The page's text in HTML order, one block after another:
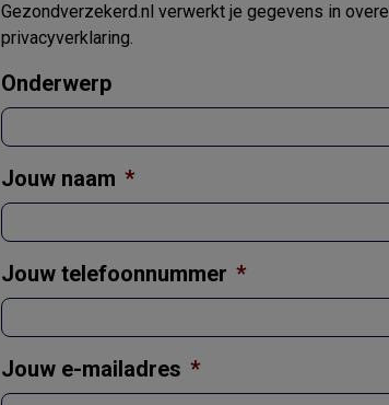
Gezondverzekerd.nl verwerkt je gegevens in
privacyverklaring.
Onderwerp
Jouw naam *
Jouw telefoonnummer *
Jouw e-mailadres *